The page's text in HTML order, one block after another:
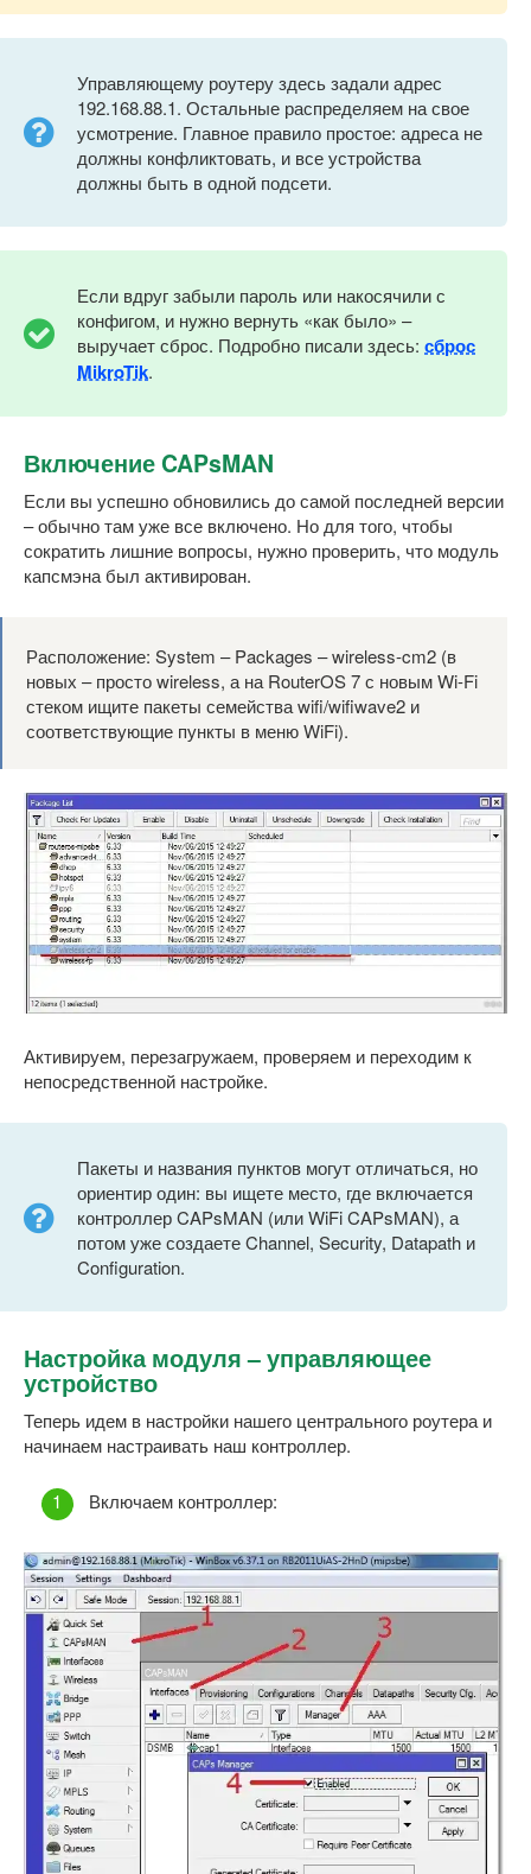
Управляющему роутеру здесь задали адрес
192.168.88.1. Остальные распределяем на свое
усмотрение. Главное правило простое: адреса не
должны конфликтовать, и все устройства
должны быть в одной подсети.
Если вдруг забыли пароль или накосячили с
конфигом, и нужно вернуть «как было» –
выручает сброс. Подробно писали здесь: сброс
MikroTik.
Включение CAPsMAN
Если вы успешно обновились до самой последней версии
– обычно там уже все включено. Но для того, чтобы
сократить лишние вопросы, нужно проверить, что модуль
капсмэна был активирован.
Расположение: System – Packages – wireless-cm2 (в
новых – просто wireless, а на RouterOS 7 с новым Wi-Fi
стеком ищите пакеты семейства wifi/wifiwave2 и
соответствующие пункты в меню WiFi).
Активируем, перезагружаем, проверяем и переходим к
непосредственной настройке.
Пакеты и названия пунктов могут отличаться, но
ориентир один: вы ищете место, где включается
контроллер CAPsMAN (или WiFi CAPsMAN), а
потом уже создаете Channel, Security, Datapath и
Configuration.
Настройка модуля – управляющее
устройство
Теперь идем в настройки нашего центрального роутера и
начинаем настраивать наш контроллер.
Включаем контроллер: